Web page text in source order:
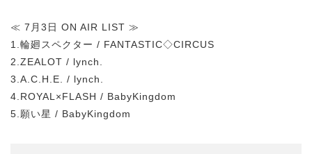
≪ 7月3日 ON AIR LIST ≫
1.輪廻スペクター / FANTASTIC◇CIRCUS
2.ZEALOT / lynch.
3.A.C.H.E. / lynch.
4.ROYAL×FLASH / BabyKingdom
5.願い星 / BabyKingdom